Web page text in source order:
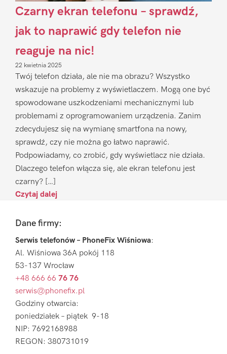
Czarny ekran telefonu – sprawdź,
jak to naprawić gdy telefon nie
reaguje na nic!
22 kwietnia 2025
Twój telefon działa, ale nie ma obrazu? Wszystko
wskazuje na problemy z wyświetlaczem. Mogą one być
spowodowane uszkodzeniami mechanicznymi lub
problemami z oprogramowaniem urządzenia. Zanim
zdecydujesz się na wymianę smartfona na nowy,
sprawdź, czy nie można go łatwo naprawić.
Podpowiadamy, co zrobić, gdy wyświetlacz nie działa.
Dlaczego telefon włącza się, ale ekran telefonu jest
czarny? […]
Czytaj dalej
FooterDane firmy:
Serwis telefonów – PhoneFix Wiśniowa:
Al. Wiśniowa 36A pokój 118
53-137 Wrocław
+48 666 66 76 76
serwis@phonefix.pl
Godziny otwarcia:
poniedziałek – piątek 9-18
NIP: 7692168988
REGON: 380731019